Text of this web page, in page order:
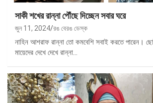
সাকী শখের রান্না পৌঁছে দিচ্ছেন সবার ঘরে
জুন 11, 2024 রঙ বেরঙ ডেস্ক
নাহিন আশরাফ রান্না তো কমবেশি সবাই করতে পারেন।
মায়েদের দেখে দেখে রান্না…